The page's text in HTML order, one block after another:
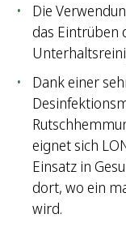
Die
das Eintrüben
Dank einer
eignet sich
Einsatz in
dort, wo ein
wird.